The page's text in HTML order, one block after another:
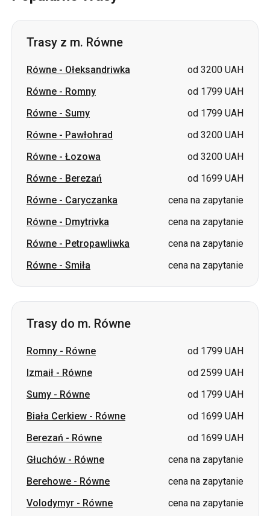
Równe Ołeksandriwka
Równe -Sumy
Równe-Pawłohrad
od 3200 UAH
Równe-Łozowa
od 3200 UAH
Równe-Berezań
od 1699 UAH
Równe-Caryczanka
cena na zapytanie
Równe-Dmytrivka
cena na zapytanie
Równe-Petropawliwka
cena na zapytanie
Równe-Smiła cena na zapytanie
Trasy do m. Równe
Romny-Równe
od 1799 UAH
Sumy- Równe
Biała Cerkiew-Równe
od 1699 UAH
Berezań-Równe
od 1699 UAH
Głuchów-Równe
cena na zapytanie
Berehowe-Równe
cena na zapytanie
Volodymyr-Równe
cena na zapytanie
Pawłohrad-Równe
cena na zapytanie
Synelnykowe-Równe cena na zapytanie